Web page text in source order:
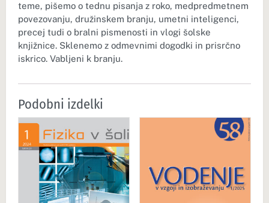
teme, pišemo o tednu pisanja z roko, medpredmetnem
povezovanju, družinskem branju, umetni inteligenci,
precej tudi o bralni pismenosti in vlogi šolske
knjižnice. Sklenemo z odmevnimi dogodki in prisrčno
iskrico. Vabljeni k branju.
Podobni izdelki